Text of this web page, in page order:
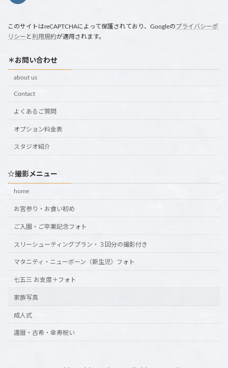
このサイトはreCAPTCHAによって保護されており、Googleのプライバシーポ
リシー と利用規約が適用されます。
＊お問い合わせ
about us
Contact
よくあるご質問
オプション料金表
スタジオ紹介
☆撮影メニュー
home
お宮参り・お食い初め
ご入園・ご卒業記念フォト
スリーシューティングプラン・３回分の撮影付き
マタニティ・ニューボーン（新生児）フォト
七五三 お支度＋フォト
家族写真
成人式
還暦・古希・傘寿祝い